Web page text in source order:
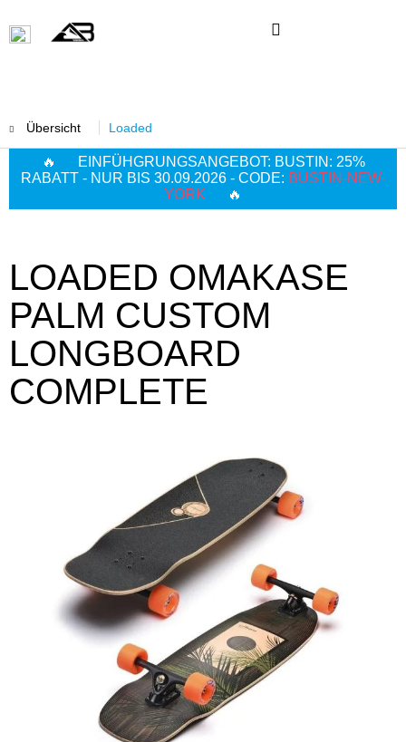
Übersicht Loaded
🔥 EINFÜHGRUNGSANGEBOT: BUSTIN: 25%
RABATT - NUR BIS 30.09.2026 - CODE: BUSTIN-NEW-
YORK 🔥
LOADED OMAKASE
PALM CUSTOM
LONGBOARD
COMPLETE